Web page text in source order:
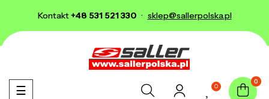
Kontakt+48 531 521 330 · sklep@sallerpolska.pl
0
0
Toggle navigation
☰